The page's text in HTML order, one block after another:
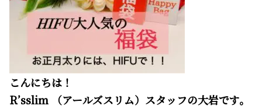
こんにちは！
R’sslim （アールズスリム）スタッフの大岩です。